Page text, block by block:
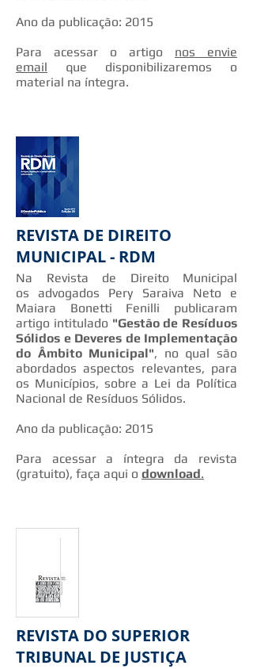
Ano da publicação: 2015
Para acessar o artigo nos envie
email que disponibilizaremos o
material na íntegra.
REVISTA DE DIREITO
MUNICIPAL - RDM
Na Revista de Direito Municipal
os advogados Pery Saraiva Neto e
Maiara Bonetti Fenilli publicaram
artigo intitulado "Gestão de Resíduos
Sólidos e Deveres de Implementação
do Âmbito Municipal", no qual são
abordados aspectos relevantes, para
os Municípios, sobre a Lei da Política
Nacional de Resíduos Sólidos.
Ano da publicação: 2015
Para acessar a íntegra da revista
(gratuito), faça aqui o download.
REVISTA DO SUPERIOR
TRIBUNAL DE JUSTIÇA